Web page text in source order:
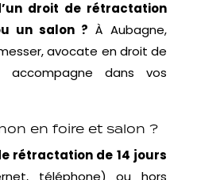
droit de rétractation
un salon ? À Aubagne,
avocate en droit de
dans vos
en foire et salon ?
rétractation de 14 jours